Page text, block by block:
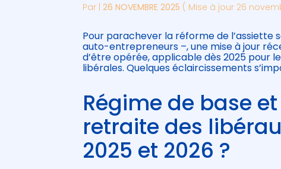
Par |26 NOVEMBRE 2025 ( Mise à jour 26
Pour parachever la réforme de l’assiette
auto-entrepreneurs –, une mise à jour
d’être opérée, applicable dès 2025 pour
libérales. Quelques éclaircissements
Régime de base
retraite des
2025 et 2026 ?